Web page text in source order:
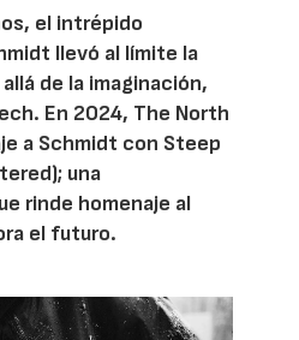
el intrépido
llevó al límite la
de la imaginación,
En 2024, The North
a Schmidt con Steep
una
rinde homenaje al
el futuro.